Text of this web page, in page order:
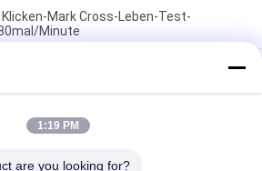
Mark Cross-Leben-Test-
Minute
Sperren und Handlauf-
6.1.2 Schwingen und Tätigkeits-
Prüfvorrichtung-horizontale Schub-
1:19 PM
are you looking for?